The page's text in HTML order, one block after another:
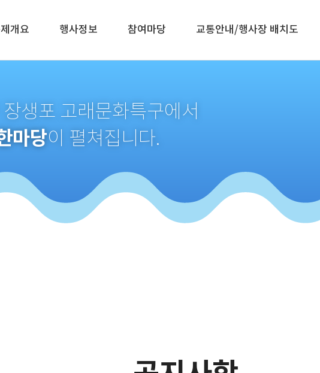
개요 행사정보 참여마당 교통안내/행사장 배치도
생포 고래문화특구에서
마당이 펼쳐집니다.